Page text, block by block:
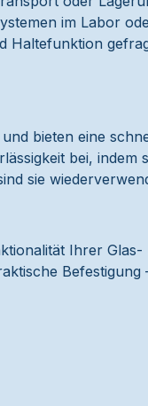
im Labor
Haltefunktion
bieten eine
bei, indem
sie
Ihrer